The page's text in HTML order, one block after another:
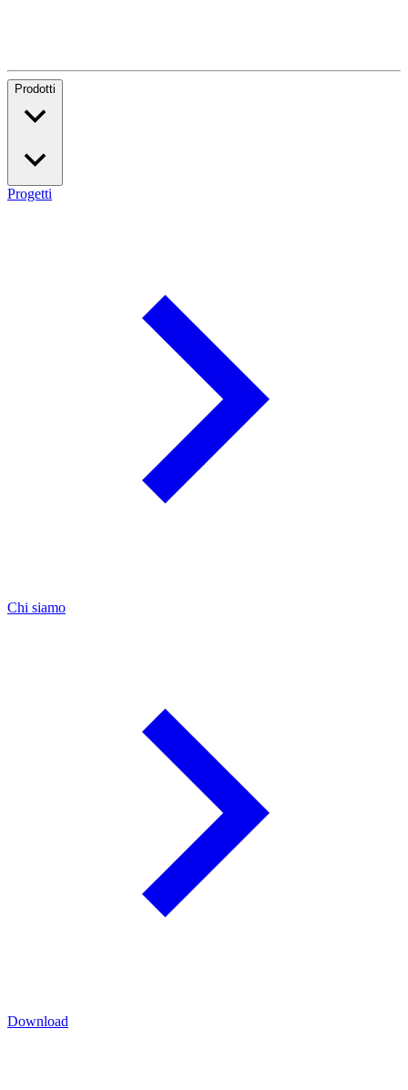
Prodotti
Progetti
Chi siamo
Download